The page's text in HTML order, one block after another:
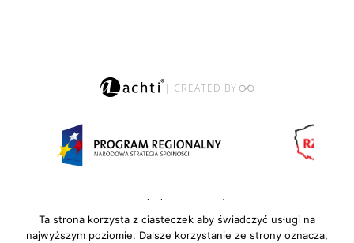
| CREATED BY
Polityka prywatności
Ta strona korzysta z ciasteczek aby świadczyć usługi na
najwyższym poziomie. Dalsze korzystanie ze strony oznacza,